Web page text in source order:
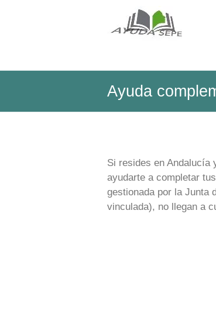
Ayuda
Ayuda
Si resides en Andalucía
ayudarte a completar
gestionada por la Junta
vinculada), no llegan a